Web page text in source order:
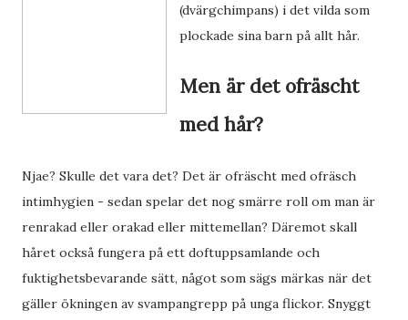
(dvärgchimpans) i det vilda som
plockade sina barn på allt hår.
Men är det ofräscht
med hår?
Njae? Skulle det vara det? Det är ofräscht med ofräsch
intimhygien - sedan spelar det nog smärre roll om man är
renrakad eller orakad eller mittemellan? Däremot skall
håret också fungera på ett doftuppsamlande och
fuktighetsbevarande sätt, något som sägs märkas när det
gäller ökningen av svampangrepp på unga flickor. Snyggt